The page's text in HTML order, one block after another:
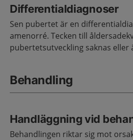
Differentialdiagnoser
Sen pubertet är en
amenorré. Tecken till
pubertetsutveckling saknas eller
Behandling
Handläggning vid
Behandlingen riktar sig mot